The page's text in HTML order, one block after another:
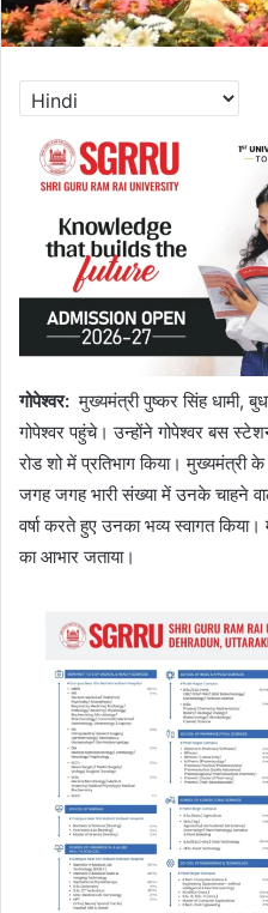
गोपेश्वर: मुख्यमंत्री पुष्कर सिंह धामी,
गोपेश्वर पहुंचे। उन्होंने गोपेश्वर बस
रोड शो में प्रतिभाग किया। मुख्यमंत्री
जगह जगह भारी संख्या में उनके चाहने
वर्षा करते हुए उनका भव्य स्वागत
का आभार जताया।